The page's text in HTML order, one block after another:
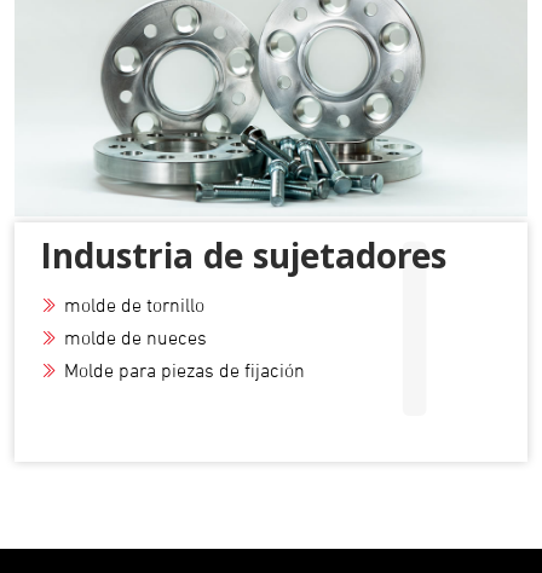
I
Industria de sujetadores
molde de tornillo
molde de nueces
Molde para piezas de fijación